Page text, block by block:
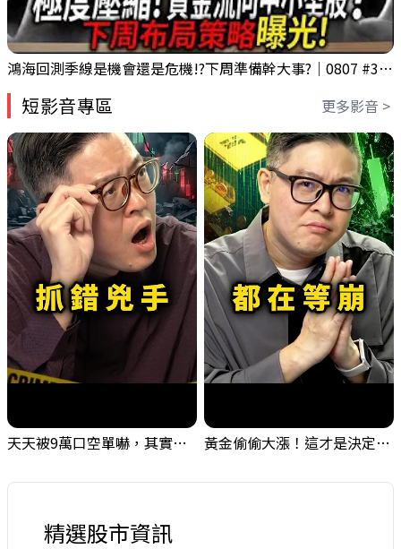
鴻海回測季線是機會還是危機!?下周準備幹大事?｜0807 #3661 #2317 #2317鴻海
短影音專區 更多影音 >
天天被9萬口空單嚇，其實你盯錯地方了｜Mr.Jimmy高志銘 #台股 #外資期貨 #融資 黃金偷偷大漲！這才是決定台股生死的「真風向球」！｜Mr.Jimmy高志銘 #黃金 #美元指數 #聯準會
精選股市資訊